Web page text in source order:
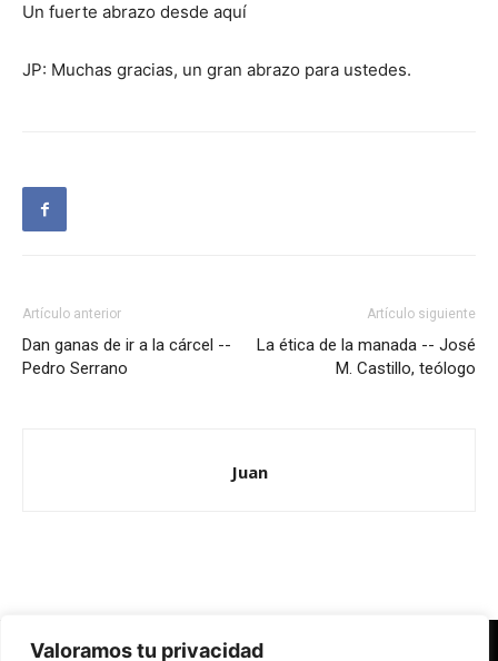
Valoramos tu privacidad
Un fuerte abrazo desde aquí
JP: Muchas gracias, un gran abrazo para ustedes.
Artículo anterior
Dan ganas de ir a la cárcel --
Pedro Serrano
Artículo siguiente
La ética de la manada -- José
M. Castillo, teólogo
Juan